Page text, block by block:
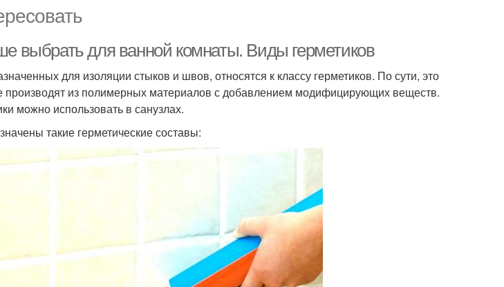
выбрать для ванной комнаты. Виды герметиков
для изоляции стыков и швов, относятся к классу герметиков. По сути, это
производят из полимерных материалов с добавлением модифицирующих веществ.
можно использовать в санузлах.
такие герметические составы: